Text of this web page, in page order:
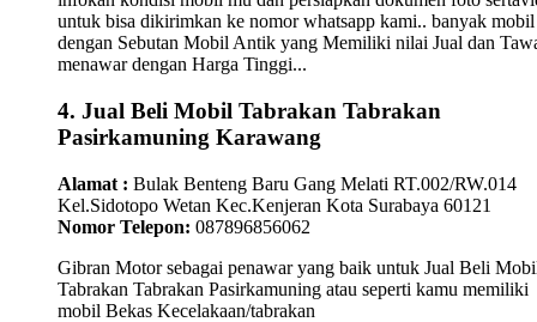
untuk bisa dikirimkan ke nomor whatsapp kami.. banyak mobil
dengan Sebutan Mobil Antik yang Memiliki nilai Jual dan
menawar dengan Harga Tinggi...
4. Jual Beli Mobil Tabrakan Tabrakan
Pasirkamuning Karawang
Alamat : Bulak Benteng Baru Gang Melati RT.002/RW.014
Kel.Sidotopo Wetan Kec.Kenjeran Kota Surabaya 60121
Nomor Telepon: 087896856062
Gibran Motor sebagai penawar yang baik untuk Jual Beli
Tabrakan Tabrakan Pasirkamuning atau seperti kamu memiliki
mobil Bekas Kecelakaan/tabrakan